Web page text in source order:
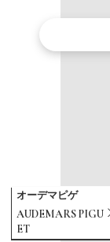
オーデマピゲ
AUDEMARS PIGU
ET